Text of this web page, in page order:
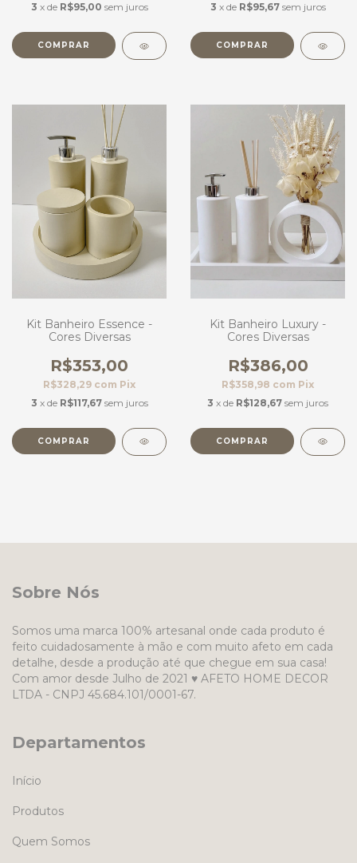
3 x de R$95,00 sem juros
COMPRAR
3 x de R$95,67 sem juros
COMPRAR
Kit Banheiro Essence -
Cores Diversas
R$353,00
R$328,29 com Pix
3 x de R$117,67 sem juros
COMPRAR
Kit Banheiro Luxury -
Cores Diversas
R$386,00
R$358,98 com Pix
3 x de R$128,67 sem juros
COMPRAR
Sobre Nós
Somos uma marca 100% artesanal onde cada produto é
feito cuidadosamente à mão e com muito afeto em cada
detalhe, desde a produção até que chegue em sua casa!
Com amor desde Julho de 2021 ♥ AFETO HOME DECOR
LTDA - CNPJ 45.684.101/0001-67.
Departamentos
Início
Produtos
Quem Somos